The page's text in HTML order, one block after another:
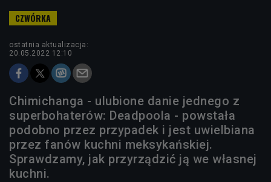
ostatnia aktualizacja:
20.05.2022 12:10
Chimichanga - ulubione danie jednego z
superbohaterów: Deadpoola - powstała
podobno przez przypadek i jest uwielbiana
przez fanów kuchni meksykańskiej.
Sprawdzamy, jak przyrządzić ją we własnej
kuchni.